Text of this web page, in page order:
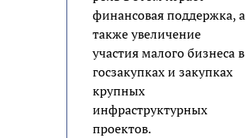
финансовая поддержка, а
также увеличение
участия малого бизнеса в
госзакупках и закупках
крупных
инфраструктурных
проектов.